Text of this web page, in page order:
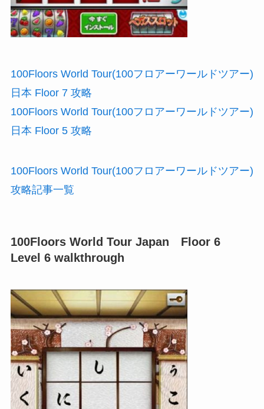
100Floors World Tour(100フロアーワールドツアー)
日本 Floor 7 攻略
100Floors World Tour(100フロアーワールドツアー)
日本 Floor 5 攻略
100Floors World Tour(100フロアーワールドツアー)
攻略記事一覧
100Floors World Tour Japan Floor 6
Level 6 walkthrough